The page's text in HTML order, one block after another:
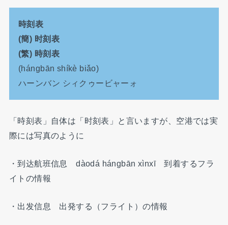
時刻表
(簡) 时刻表
(繁) 時刻表
(hángbān shíkè biǎo)
ハーンバン シィクゥービャーォ
「時刻表」自体は「时刻表」と言いますが、空港では実
際には写真のように
・到达航班信息 dàodá hángbān xìnxī 到着するフラ
イトの情報
・出发信息 出発する（フライト）の情報